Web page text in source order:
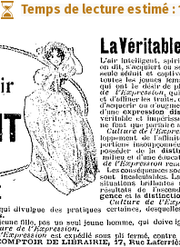
Temps de lecture estimé :